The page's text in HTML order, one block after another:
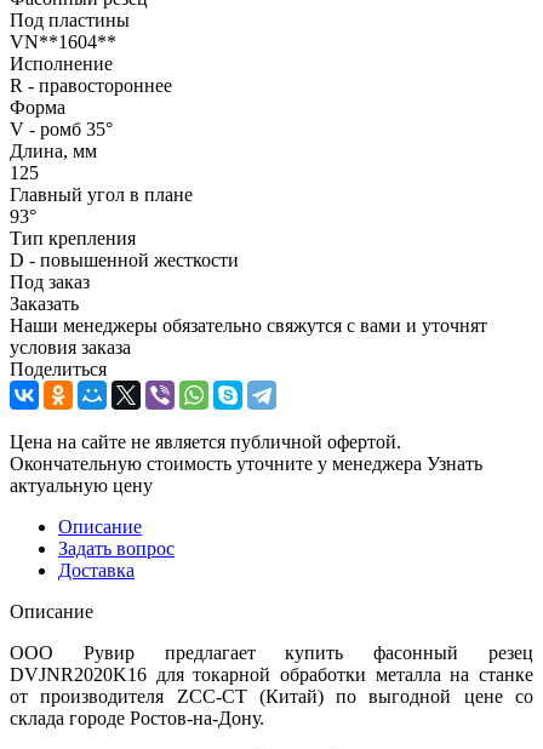
Под пластины
VN**1604**
Исполнение
R - правостороннее
Форма
V - ромб 35°
Длина, мм
125
Главный угол в плане
93°
Тип крепления
D - повышенной жесткости
Под заказ
Заказать
Наши менеджеры обязательно свяжутся с вами и уточнят
условия заказа
Поделиться
Цена на сайте не является публичной офертой.
Окончательную стоимость уточните у менеджера Узнать
актуальную цену
Описание
Задать вопрос
Доставка
Описание
ООО Рувир предлагает купить фасонный резец
DVJNR2020K16 для токарной обработки металла на станке
от производителя ZCC-CT (Китай) по выгодной цене со
склада городе Ростов-на-Дону.